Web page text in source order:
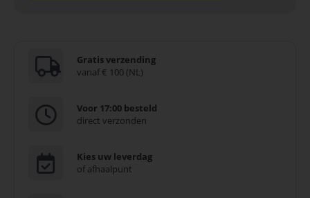
Gratis verzending
vanaf € 100 (NL)
Voor 17:00 besteld
direct verzonden
Kies uw leverdag
of afhaalpunt